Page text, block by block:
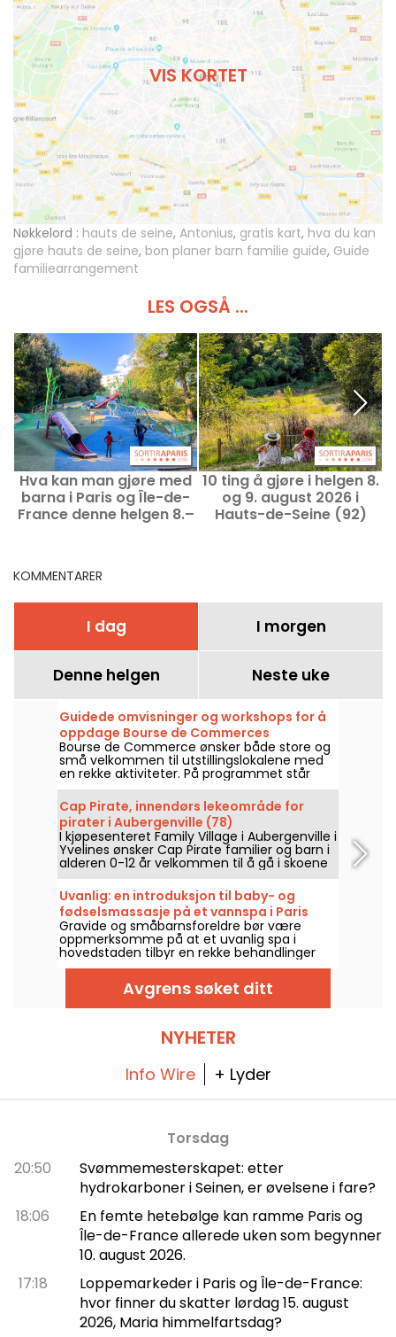
VIS KORTET
Nøkkelord : hauts de seine, Antonius, gratis kart, hva du kan
gjøre hauts de seine, bon planer barn familie guide, Guide
familiearrangement
LES OGSÅ ...
Hva kan man gjøre med
barna i Paris og Île-de-
France denne helgen 8.–
10 ting å gjøre i helgen 8.
og 9. august 2026 i
Hauts-de-Seine (92)
KOMMENTARER
I dag I morgen
Denne helgen Neste uke
Guidede omvisninger og workshops for å
oppdage Bourse de Commerces
samlinger sammen med familien.
Bourse de Commerce ønsker både store og
små velkommen til utstillingslokalene med
en rekke aktiviteter. På programmet står
blant annet workshops, omvisninger for de
yngste og leker som hjelper familier med å
oppdage verkene i samlingen.
Cap Pirate, innendørs lekeområde for
pirater i Aubergenville (78)
I kjøpesenteret Family Village i Aubergenville i
Yvelines ønsker Cap Pirate familier og barn i
alderen 0-12 år velkommen til å gå i skoene
til en sjørøver i noen timer.
Uvanlig: en introduksjon til baby- og
fødselsmassasje på et vannspa i Paris
Gravide og småbarnsforeldre bør være
oppmerksomme på at et uvanlig spa i
hovedstaden tilbyr en rekke behandlinger
som er utviklet med tanke på babyers og
kommende mødres velvære.
Avgrens søket ditt
NYHETER
Info Wire + Lyder
Torsdag
20:50
Svømmemesterskapet: etter
hydrokarboner i Seinen, er øvelsene i fare?
18:06
En femte hetebølge kan ramme Paris og
Île-de-France allerede uken som begynner
10. august 2026.
17:18
Loppemarkeder i Paris og Île-de-France:
hvor finner du skatter lørdag 15. august
2026, Maria himmelfartsdag?